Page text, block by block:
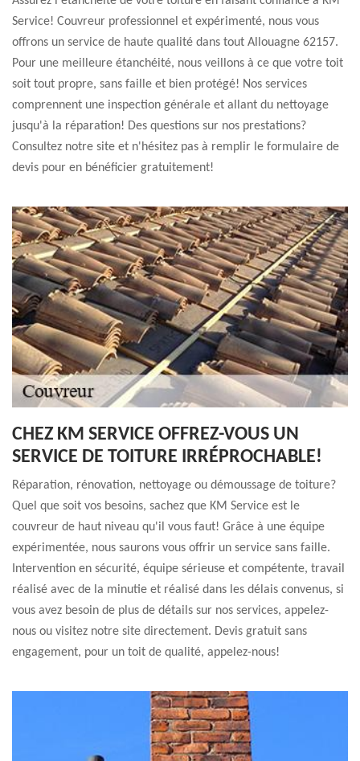
Service! Couvreur professionnel et expérimenté, nous vous
offrons un service de haute qualité dans tout Allouagne 62157.
Pour une meilleure étanchéité, nous veillons à ce que votre toit
soit tout propre, sans faille et bien protégé! Nos services
comprennent une inspection générale et allant du nettoyage
jusqu'à la réparation! Des questions sur nos prestations?
Consultez notre site et n'hésitez pas à remplir le formulaire de
devis pour en bénéficier gratuitement!
CHEZ KM SERVICE OFFREZ-VOUS UN
SERVICE DE TOITURE IRRÉPROCHABLE!
Réparation, rénovation, nettoyage ou démoussage de toiture?
Quel que soit vos besoins, sachez que KM Service est le
couvreur de haut niveau qu'il vous faut! Grâce à une équipe
expérimentée, nous saurons vous offrir un service sans faille.
Intervention en sécurité, équipe sérieuse et compétente, travail
réalisé avec de la minutie et réalisé dans les délais convenus, si
vous avez besoin de plus de détails sur nos services, appelez-
nous ou visitez notre site directement. Devis gratuit sans
engagement, pour un toit de qualité, appelez-nous!